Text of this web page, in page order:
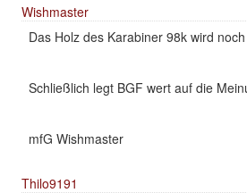
Wishmaster
Das Holz des Karabiner 98k wird
Schließlich legt BGF wert auf die
mfG Wishmaster
Thilo9191